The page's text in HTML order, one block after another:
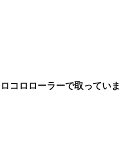
コロローラーで取っていま